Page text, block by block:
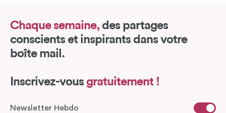
Chaque semaine, des partages
conscients et inspirants dans votre
boîte mail.
Inscrivez-vous gratuitement !
Newsletter Hebdo